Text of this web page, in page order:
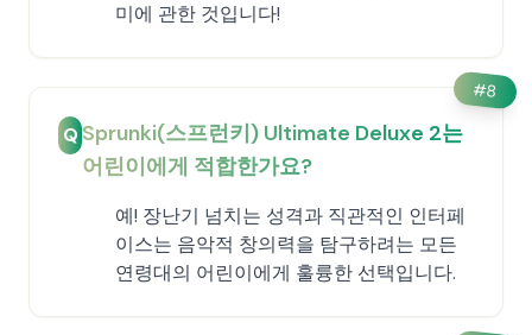
미에 관한 것입니다!
#8
Q Sprunki(스프런키) Ultimate Deluxe 2는
어린이에게 적합한가요?
예! 장난기 넘치는 성격과 직관적인 인터페
이스는 음악적 창의력을 탐구하려는 모든
연령대의 어린이에게 훌륭한 선택입니다.